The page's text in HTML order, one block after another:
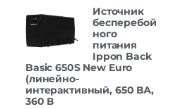
Источник
бесперебой
ного
питания
Ippon Back
Basic 650S New Euro
(линейно-
интерактивный, 650 ВА,
360 В